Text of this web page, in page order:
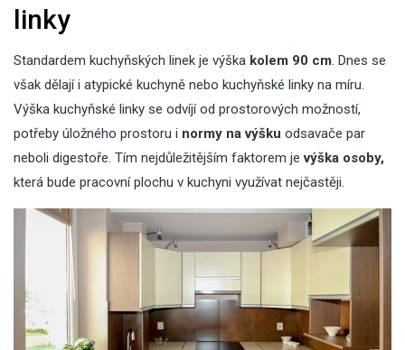
linky
Standardem kuchyňských linek je výška kolem 90 cm. Dnes se
však dělají i atypické kuchyně nebo kuchyňské linky na míru.
Výška kuchyňské linky se odvíjí od prostorových možností,
potřeby úložného prostoru i normy na výšku odsavače par
neboli digestoře. Tím nejdůležitějším faktorem jevýška osoby,
která bude pracovní plochu v kuchyni využívat nejčastěji.